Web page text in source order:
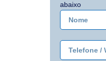
abaixo